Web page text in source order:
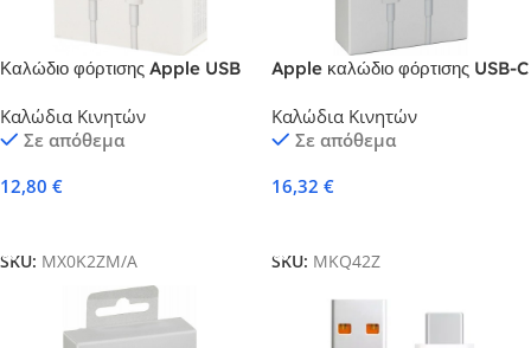
Καλώδιο φόρτισης Apple USB
Lightning White 1m (MK0X2)
Καλώδια Κινητών
Σε απόθεμα
12,80 €
SKU: MX0K2ZM/A
Apple καλώδιο φόρτισης USB-C
Καλώδια Κινητών
Σε απόθεμα
16,32 €
SKU: MKQ42Z